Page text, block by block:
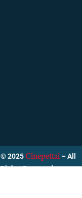
© 2025 Cinepettai – All
Rights Reserved